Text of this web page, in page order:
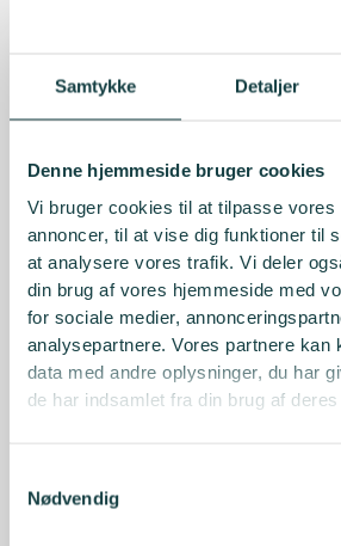
Samtykke Detaljer
Denne hjemmeside bruger cookies
Vi bruger cookies til at tilpasse vores
annoncer, til at vise dig funktioner til
at analysere vores trafik. Vi deler
din brug af vores hjemmeside med
for sociale medier,
analysepartnere. Vores partnere kan
data med andre oplysninger, du har
de har indsamlet fra din brug af
Nødvendig